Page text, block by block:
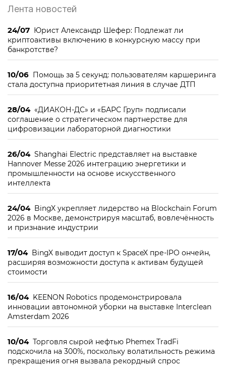
Лента новостей
24/07 Юрист Александр Шефер: Подлежат ли
криптоактивы включению в конкурсную массу при
банкротстве?
10/06 Помощь за 5 секунд: пользователям каршеринга
стала доступна приоритетная линия в случае ДТП
28/04 «ДИАКОН-ДС» и «БАРС Груп» подписали
соглашение о стратегическом партнерстве для
цифровизации лабораторной диагностики
26/04 Shanghai Electric представляет на выставке
Hannover Messe 2026 интеграцию энергетики и
промышленности на основе искусственного
интеллекта
24/04 BingX укрепляет лидерство на Blockchain Forum
2026 в Москве, демонстрируя масштаб, вовлечённость
и признание индустрии
17/04 BingX выводит доступ к SpaceX пре-IPO ончейн,
расширяя возможности доступа к активам будущей
стоимости
16/04 KEENON Robotics продемонстрировала
инновации автономной уборки на выставке Interclean
Amsterdam 2026
10/04 Торговля сырой нефтью Phemex TradFi
подскочила на 300%, поскольку волатильность режима
прекращения огня вызвала рекордный спрос